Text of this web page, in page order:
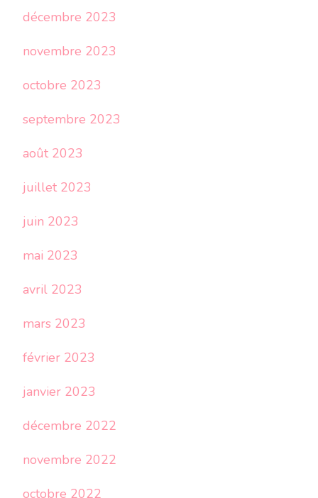
décembre 2023
novembre 2023
octobre 2023
septembre 2023
août 2023
juillet 2023
juin 2023
mai 2023
avril 2023
mars 2023
février 2023
janvier 2023
décembre 2022
novembre 2022
octobre 2022